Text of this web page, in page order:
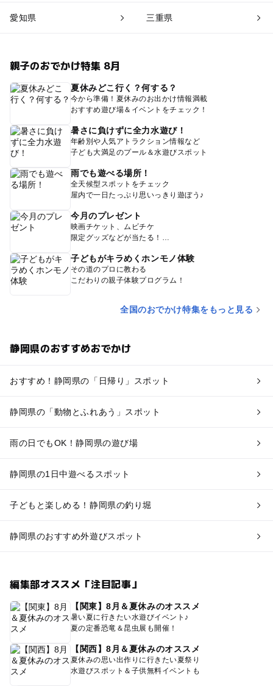
愛知県 三重県
親子のおでかけ特集 8月
夏休みどこ行く？何する？
今から準備！夏休みのお出かけ情報満載
おすすめ遊び場＆イベントをチェック！
暑さに負けずに全力水遊び！
年齢別や人気アトラクション情報など
子ども大満足のプール＆水遊びスポット
雨でも遊べる場所！
全天候型スポットをチェック
屋内で一日たっぷり思いっきり遊ぼう♪
今月のプレゼント
映画チケット、ムビチケ
限定グッズなどが当たる！
子どもがキラめくホンモノ体験
その道のプロに教わる
こだわりの親子体験プログラム！
全国のおでかけ特集をもっと見る
静岡県のおすすめおでかけ
おすすめ！静岡県の「日帰り」スポット
静岡県の「動物とふれあう」スポット
雨の日でもOK！静岡県の遊び場
静岡県の1日中遊べるスポット
子どもと楽しめる！静岡県の釣り堀
静岡県のおすすめ外遊びスポット
編集部オススメ「注目記事」
【関東】8月＆夏休みのオススメ
暑い夏に行きたい水遊びイベント♪
夏の定番恐竜＆昆虫展も開催！
【関西】8月＆夏休みのオススメ
夏休みの思い出作りに行きたい夏祭り
水遊びスポット＆子供無料イベントも